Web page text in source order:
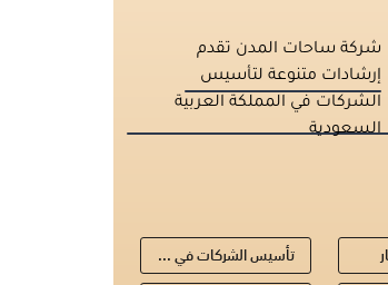
شركة ساحات المدن تقدم
إرشادات متنوعة لتأسيس
الشركات في المملكة العربية
السعودية
تأسيس الشركات في ...